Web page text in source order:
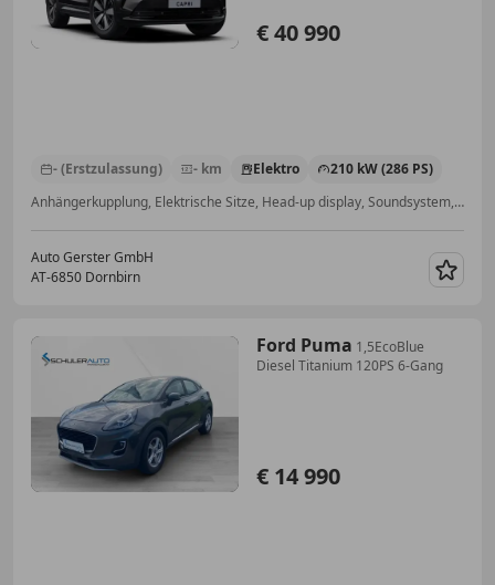
€ 40 990
- (Erstzulassung) - km Elektro
210 kW (286 PS)
Anhängerkupplung, Elektrische Sitze, Head-up display, Soundsystem, Beheizbares Lenkrad, Elektrische Heckklappe, Notbremsassistent, Start/Stop-Automatik
Auto Gerster GmbH
AT-6850 Dornbirn
Ford Puma 1,5EcoBlue
Diesel Titanium 120PS 6-Gang
€ 14 990